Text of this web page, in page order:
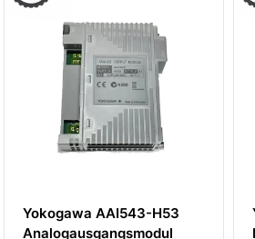
Yokogawa AMM22 S3
Multiplexer-Eingangsmodul